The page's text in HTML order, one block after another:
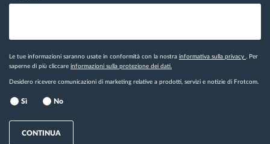
Le tue informazioni saranno usate in conformità con la nostra informativa sulla privacy . Per
saperne di più cliccare informazioni sulla protezione dei dati.
Desidero ricevere comunicazioni di marketing relative a prodotti, servizi e notizie di Frotcom.
Sì No
CONTINUA